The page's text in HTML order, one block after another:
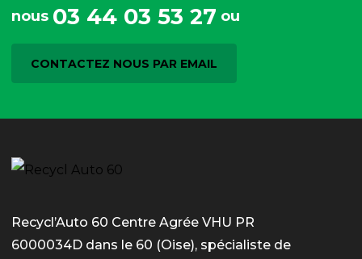
nous 03 44 03 53 27 ou
CONTACTEZ NOUS PAR EMAIL
Recycl’Auto 60 Centre Agrée VHU PR
6000034D dans le 60 (Oise), spécialiste de